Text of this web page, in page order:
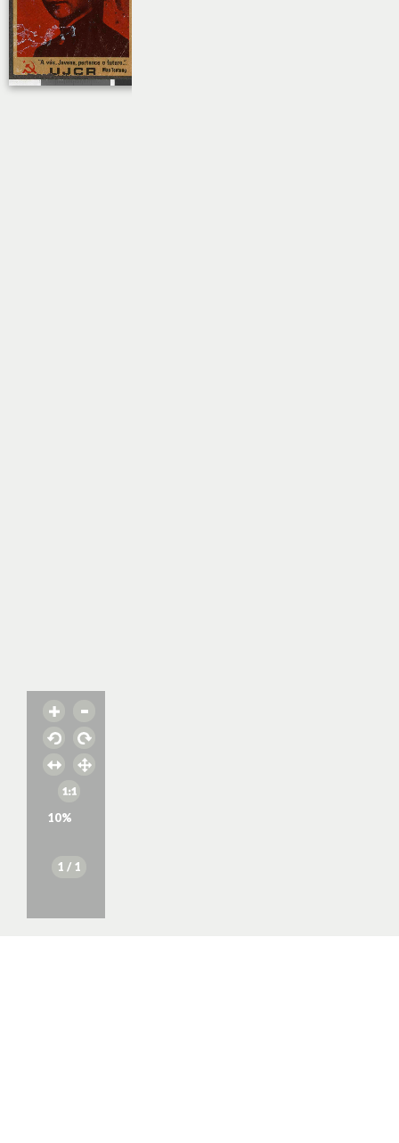
10%
1 / 1